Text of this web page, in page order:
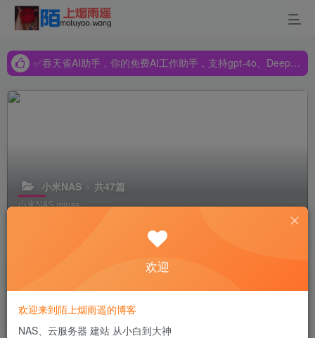
✅吞天雀AI助手，你的免费AI工作助手，支持gpt-4o、DeepSeek、Claude🔥🔥🔥🔥
✅吞天雀AI助手，你的免费AI工作助手，支持gpt-4o、DeepSeek、Claude🔥🔥🔥🔥
小米NAS 共47篇
小米NAS,minas
评论
小米家用NAS的生态布局与其他电视厂商的竞争策略
1年前
欢迎
欢迎来到陌上烟雨遥的博客
NAS、云服务器 建站 从小白到大神